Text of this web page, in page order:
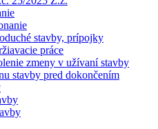
stavby, prípojky
práce
zmeny v užívaní stavby
stavby pred dokončením